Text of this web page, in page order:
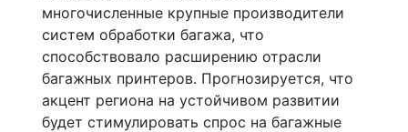
многочисленные крупные производители
систем обработки багажа, что
способствовало расширению отрасли
багажных принтеров. Прогнозируется, что
акцент региона на устойчивом развитии
будет стимулировать спрос на багажные